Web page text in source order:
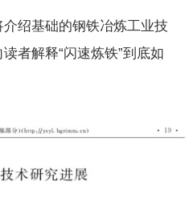
绍基础的钢铁冶炼工业技
者解释“闪速炼铁”到底如